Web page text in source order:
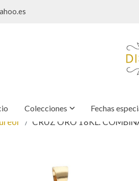
Colecciones Fechas
CRUZ ORO 18KL.